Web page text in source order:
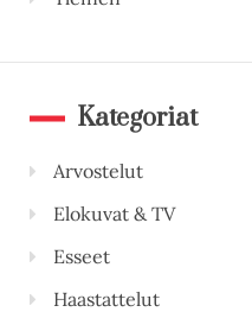
Kategoriat
Arvostelut
Elokuvat & TV
Esseet
Haastattelut